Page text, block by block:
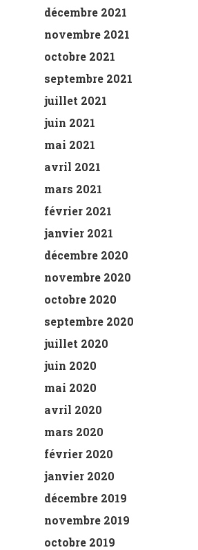
décembre 2021
novembre 2021
octobre 2021
septembre 2021
juillet 2021
juin 2021
mai 2021
avril 2021
mars 2021
février 2021
janvier 2021
décembre 2020
novembre 2020
octobre 2020
septembre 2020
juillet 2020
juin 2020
mai 2020
avril 2020
mars 2020
février 2020
janvier 2020
décembre 2019
novembre 2019
octobre 2019